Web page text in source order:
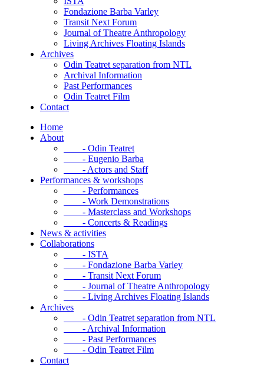
Fondazione Barba Varley
Transit Next Forum
Journal of Theatre Anthropology
Living Archives Floating Islands
Archives
Odin Teatret separation from NTL
Archival Information
Past Performances
Odin Teatret Film
Contact
Home
About
- Odin Teatret
- Eugenio Barba
- Actors and Staff
Performances & workshops
- Performances
- Work Demonstrations
- Masterclass and Workshops
- Concerts & Readings
News & activities
Collaborations
- ISTA
- Fondazione Barba Varley
- Transit Next Forum
- Journal of Theatre Anthropology
- Living Archives Floating Islands
Archives
- Odin Teatret separation from NTL
- Archival Information
- Past Performances
- Odin Teatret Film
Contact